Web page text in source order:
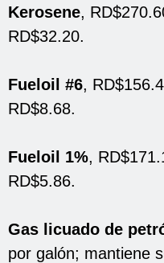
Kerosene,
RD$32.20.
Fueloil #6,
RD$8.68.
Fueloil 1%,
RD$5.86.
Gas licuado de
por galón; mantiene